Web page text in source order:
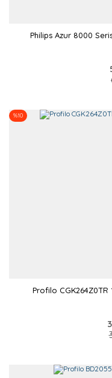
Philips Azur 8000
%10
Profilo CGK264Z0TR